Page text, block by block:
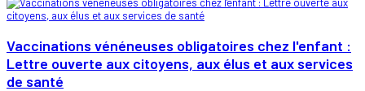
Vaccinations vénéneuses obligatoires chez l'enfant :
Lettre ouverte aux citoyens, aux élus et aux services
de santé